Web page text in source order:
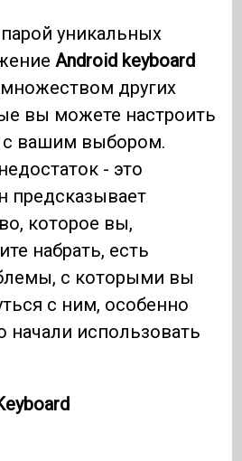
уникальных
Android keyboard
множеством других
вы можете настроить
с вашим выбором.
- это
предсказывает
которое вы,
набрать, есть
с которыми вы
с ним, особенно
начали использовать